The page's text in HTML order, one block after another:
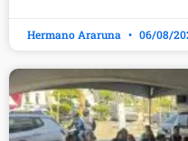
Hermano Araruna 06/08/